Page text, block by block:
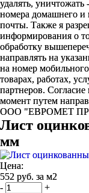
удалять,
номера домашнего и
почты. Также я
информирования о
обработку
направлять на
на номер
товарах, работах,
партнеров.
момент путем
ООО "ЕВРОМЕТ
Лист
мм
Цена:
552 руб. за м2
-
+